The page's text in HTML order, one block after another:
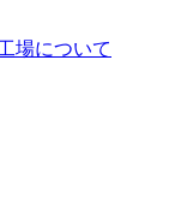
場について